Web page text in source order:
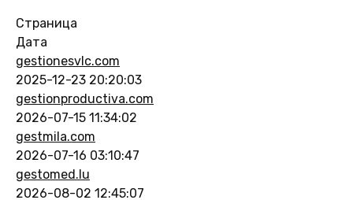
Страница
Дата
gestionesvlc.com
2025-12-23 20:20:03
gestionproductiva.com
2026-07-15 11:34:02
gestmila.com
2026-07-16 03:10:47
gestomed.lu
2026-08-02 12:45:07